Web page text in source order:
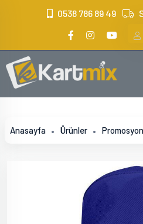
0538 786 89 49
Anasayfa Ürünler Promosyon